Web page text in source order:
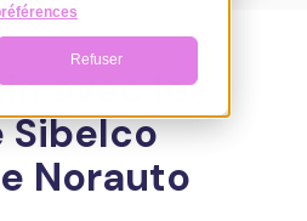
Refuser
avec les
Sibelco
Norauto